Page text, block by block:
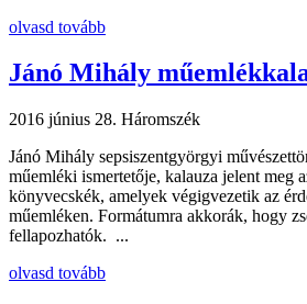
olvasd tovább
Jánó Mihály
2016 június 28. Háromszék
Jánó Mihály sepsiszentgyörgyi
műemléki ismertetője, kalauza jelent meg
könyvecskék, amelyek végigvezetik az
műemléken. Formátumra akkorák, hogy
fellapozhatók. ...
olvasd tovább